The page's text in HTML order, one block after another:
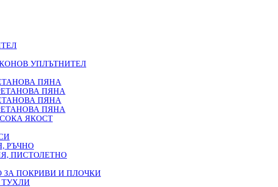
УПЛЪТНИТЕЛ
ПЯНА
ПЯНА
ПЯНА
ПЯНА
ЯКОСТ
РЪЧНО
ПИСТОЛЕТНО
ЗА ПОКРИВИ И ПЛОЧКИ
ТУХЛИ